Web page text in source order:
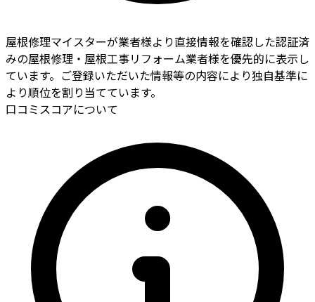
屋根修理マイスターが業者様より直接情報を確認した認証済
みの屋根修理・屋根工事リフォーム業者様を優先的に表示し
ています。ご登録いただいた情報等の内容により独自基準に
より順位を割り当てています。
口コミスコアについて